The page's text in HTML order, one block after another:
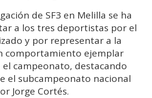
de SF3 en Melilla se ha
a los tres deportistas por el
y por representar a la
comportamiento ejemplar
campeonato, destacando
el subcampeonato nacional
Jorge Cortés.